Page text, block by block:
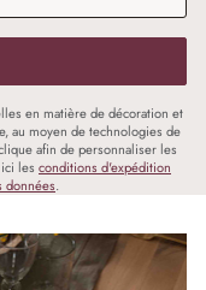
en matière de décoration et
au moyen de technologies de
afin de personnaliser les
les conditions d'expédition
données.